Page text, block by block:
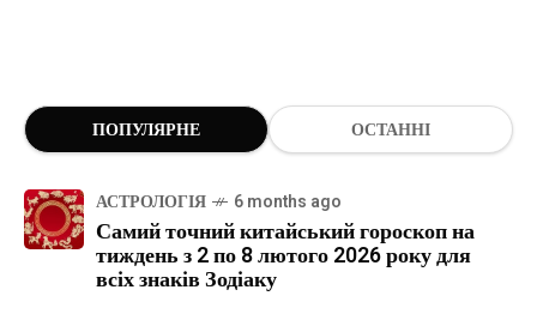
ПОПУЛЯРНЕ ОСТАННІ
АСТРОЛОГІЯ 6 months ago
Самий точний китайський гороскоп на
тиждень з 2 по 8 лютого 2026 року для
всіх знаків Зодіаку